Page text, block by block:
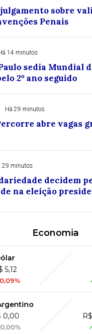
sobre
Penais
14 minutos
sedia Mundial
2º ano seguido
Há 29 minutos
abre vagas
29 minutos
decidem
na eleição
Economia
5,12
0,00